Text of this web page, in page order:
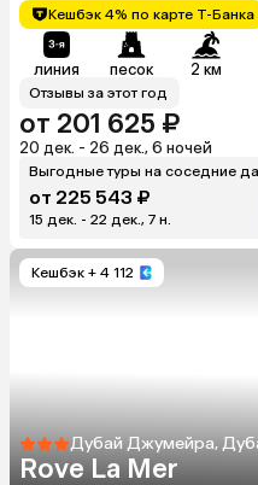
Кешбэк 4% по карте Т-Банка
линия песок 2 км
Отзывы за этот год
от 201 625 ₽
20 дек. - 26 дек., 6 ночей
Выгодные туры на соседние
от 225 543 ₽
15 дек. - 22 дек., 7 н.
Кешбэк + 4 112
Дубай Джумейра,
Rove La Mer